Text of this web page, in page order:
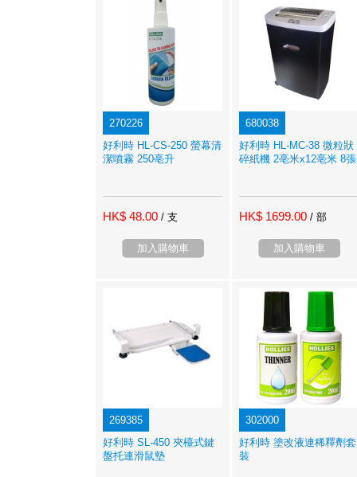
270226
好利時 HL-CS-250 螢幕清
潔噴霧 250亳升
HK$ 48.00 / 支
加入購物車
680038
好利時 HL-MC-38 微粒狀
碎紙機 2亳米x12亳米 8張
HK$ 1699.00 / 部
加入購物車
269385
好利時 SL-450 夾檯式鍵
盤托連滑鼠墊
302000
好利時 塗改液連稀釋劑套
裝